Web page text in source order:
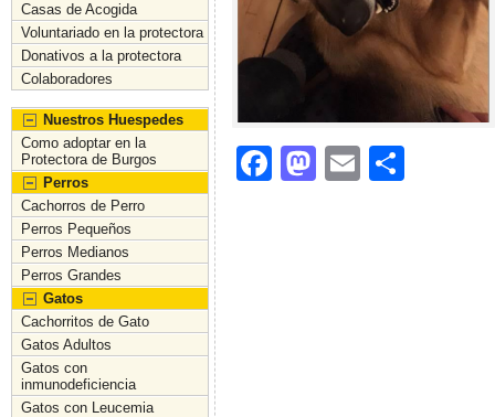
Casas de Acogida
Voluntariado en la protectora
Donativos a la protectora
Colaboradores
Nuestros Huespedes
Como adoptar en la
Protectora de Burgos
Perros
Cachorros de Perro
Perros Pequeños
Perros Medianos
Perros Grandes
Gatos
Cachorritos de Gato
Gatos Adultos
Gatos con
inmunodeficiencia
Gatos con Leucemia
F
M
E